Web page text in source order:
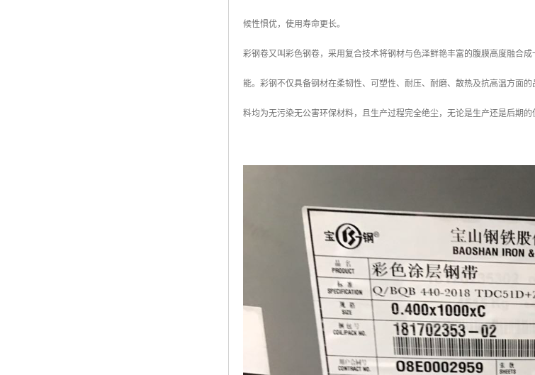
候性惧优，使用寿命更长。
彩钢卷又叫彩色钢卷，采用复合技术将钢材与色泽鲜艳丰富的腹膜高度融合
能。彩钢不仅具备钢材在柔韧性、可塑性、耐压、耐磨、散热及抗高温方面
料均为无污染无公害环保材料，且生产过程完全绝尘，无论是生产还是后期的